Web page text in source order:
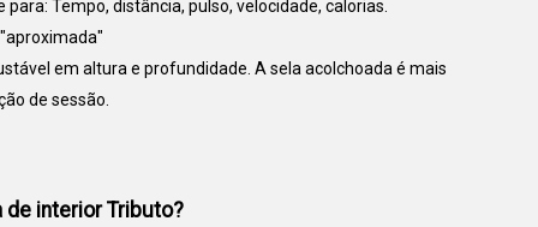
Tempo, distância, pulso, velocidade, calorias.
em altura e profundidade. A sela acolchoada é mais
de sessão.
interior Tributo?